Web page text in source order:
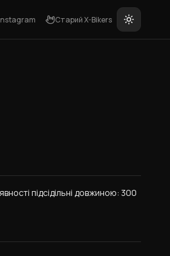
Старий X-Bikers
підсідільні довжиною: 300